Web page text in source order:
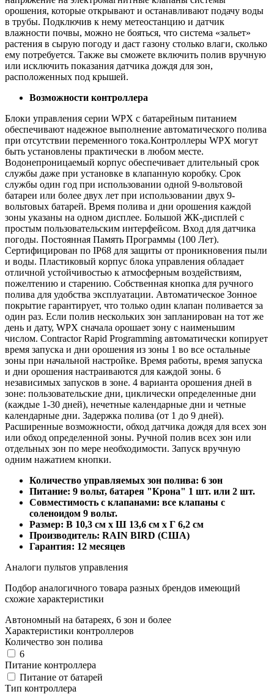
орошения, которые открывают и останавливают подачу воды
в трубы. Подключив к нему метеостанцию и датчик
влажности почвы, можно не бояться, что система «зальет»
растения в сырую погоду и даст газону столько влаги, сколько
ему потребуется. Также вы сможете включить полив вручную
или исключить показания датчика дождя для зон,
расположенных под крышей.
Возможности контроллера
Блоки управления серии WPX с батарейным питанием
обеспечивают надежное выполнение автоматического полива
при отсутствии переменного тока.Контроллеры WPX могут
быть установлены практически в любом месте.
Водонепроницаемый корпус обеспечивает длительный срок
службы даже при установке в клапанную коробку. Срок
службы один год при использовании одной 9-вольтовой
батареи или более двух лет при использовании двух 9-
вольтовых батарей. Время полива и дни орошения каждой
зоны указаны на одном дисплее. Большой ЖК-дисплей с
простым пользовательским интерфейсом. Вход для датчика
погоды. Постоянная Память Программы (100 Лет).
Сертифицирован по IP68 для защиты от проникновения пыли
и воды. Пластиковый корпус блока управления обладает
отличной устойчивостью к атмосферным воздействиям,
пожелтению и старению. Собственная кнопка для ручного
полива для удобства эксплуатации. Автоматическое Зонное
покрытие гарантирует, что только один клапан поливается за
один раз. Если полив нескольких зон запланирован на тот же
день и дату, WPX сначала орошает зону с наименьшим
числом. Contractor Rapid Programming автоматически копирует
время запуска и дни орошения из зоны 1 во все остальные
зоны при начальной настройке. Время работы, время запуска
и дни орошения настраиваются для каждой зоны. 6
независимых запусков в зоне. 4 варианта орошения дней в
зоне: пользовательские дни, циклически определенные дни
(каждые 1-30 дней), нечетные календарные дни и четные
календарные дни. Задержка полива (от 1 до 9 дней).
Расширенные возможности, обход датчика дождя для всех зон
или обход определенной зоны. Ручной полив всех зон или
отдельных зон по мере необходимости. Запуск вручную
одним нажатием кнопки.
Количество управляемых зон полива: 6 зон
Питание: 9 вольт, батарея "Крона" 1 шт. или 2 шт.
Совместимость с клапанами: все клапаны с
соленоидом 9 вольт.
Размер: В 10,3 см х Ш 13,6 см х Г 6,2 см
Производитель: RAIN BIRD (США)
Гарантия: 12 месяцев
Аналоги пультов управления
Подбор аналогичного товара разных брендов имеющий
схожие характеристики
Автономный на батареях, 6 зон и более
Характеристики контроллеров
Количество зон полива
6
Питание контроллера
Питание от батарей
Тип контроллера